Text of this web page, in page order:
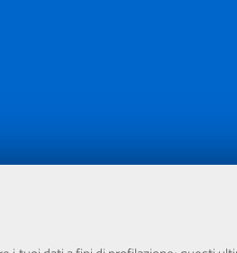
i fondi del POR Sicilia 2000/